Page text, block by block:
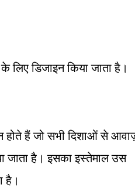
डिजाइन किया जाता है।
होते हैं जो सभी दिशाओं से
जाता है। इसका इस्तेमाल उस
है।